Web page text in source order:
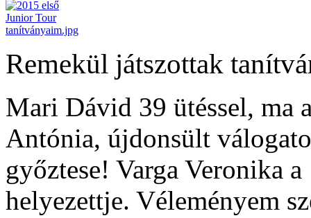
Remekül játszottak
Mari Dávid 39 ütéssel, ma
Antónia, újdonsült
győztese! Varga Veronika
helyezettje. Véleményem